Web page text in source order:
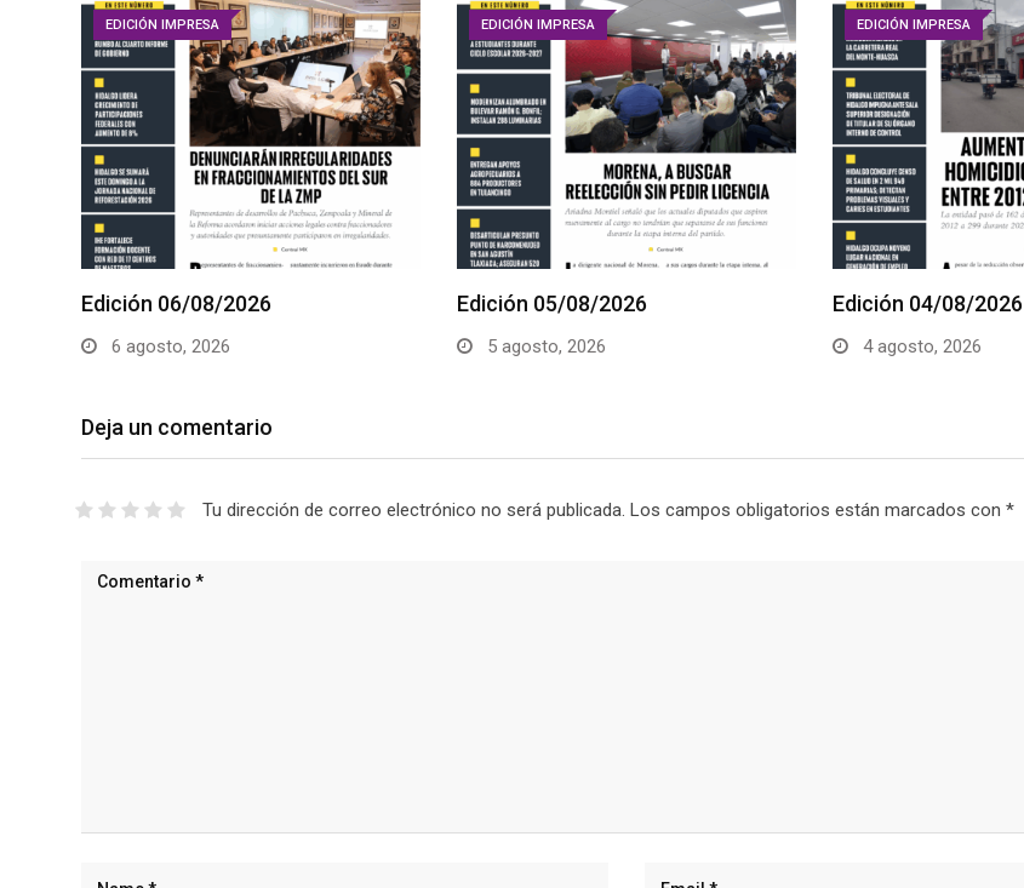
EDICIÓN IMPRESA
Edición 06/08/2026
6 agosto, 2026
EDICIÓN IMPRESA
Edición 05/08/2026
5 agosto, 2026
EDICIÓN IMPRESA
Edición 04/08/2026
4 agosto, 2026
Deja un comentario
Tu dirección de correo electrónico no será publicada. Los campos obligatorios están marcados con *